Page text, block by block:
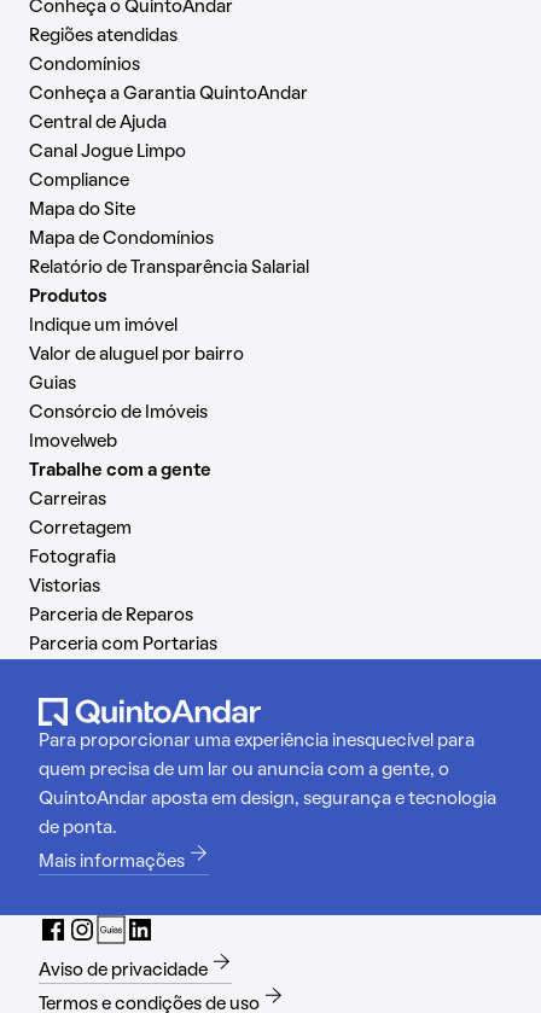
Conheça o QuintoAndar
Regiões atendidas
Condomínios
Conheça a Garantia QuintoAndar
Central de Ajuda
Canal Jogue Limpo
Compliance
Mapa do Site
Mapa de Condomínios
Relatório de Transparência Salarial
Produtos
Indique um imóvel
Valor de aluguel por bairro
Guias
Consórcio de Imóveis
Imovelweb
Trabalhe com a gente
Carreiras
Corretagem
Fotografia
Vistorias
Parceria de Reparos
Parceria com Portarias
Para proporcionar uma experiência inesquecível para
quem precisa de um lar ou anuncia com a gente, o
QuintoAndar aposta em design, segurança e tecnologia
de ponta.
Mais informações
Aviso de privacidade
Termos e condições de uso